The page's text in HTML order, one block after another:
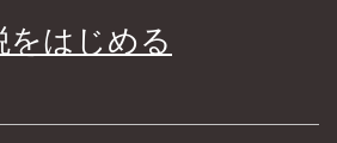
はじめる